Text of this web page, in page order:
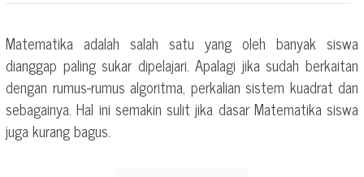
Matematika adalah salah satu yang oleh banyak siswa
dianggap paling sukar dipelajari. Apalagi jika sudah berkaitan
dengan rumus-rumus algoritma, perkalian sistem kuadrat dan
sebagainya. Hal ini semakin sulit jika dasar Matematika siswa
juga kurang bagus.